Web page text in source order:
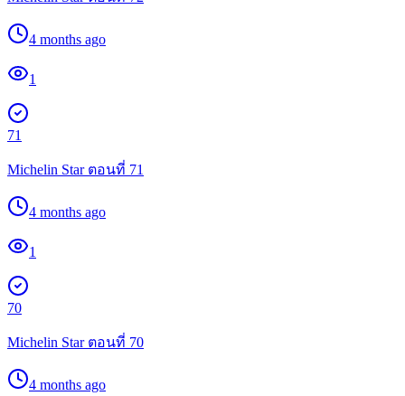
4 months ago
1
71
Michelin Star ตอนที่ 71
4 months ago
1
70
Michelin Star ตอนที่ 70
4 months ago